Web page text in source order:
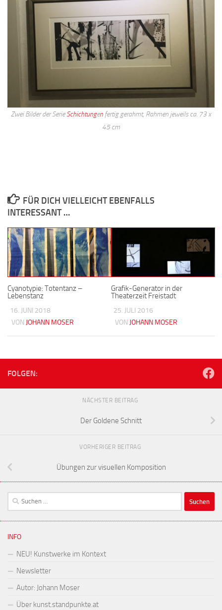
Zwei Bilder der SerieSchichtungen fertig gerahmt, Rahmen jeweils ca. 73 x
45 cm
FÜR DICH VIELLEICHT EBENFALLS
INTERESSANT …
Cyanotypie: Totentanz –
Lebenstanz
16. JUNI 2018
VON JOHANN MOSER
Grafik-Generator in der
Theaterzeit Freistadt
25. JULI 2016
VON JOHANN MOSER
FOLGEN:
NÄCHSTER BEITRAG
Der Goldene Schnitt
VORHERIGER BEITRAG
Übungen zur visuellen Komposition
Suchen
nach:
INFO
NEU! Kunstwerke im Kontext
Newsletter
Autor: Johann Moser
Über kunst.standpunkte.at